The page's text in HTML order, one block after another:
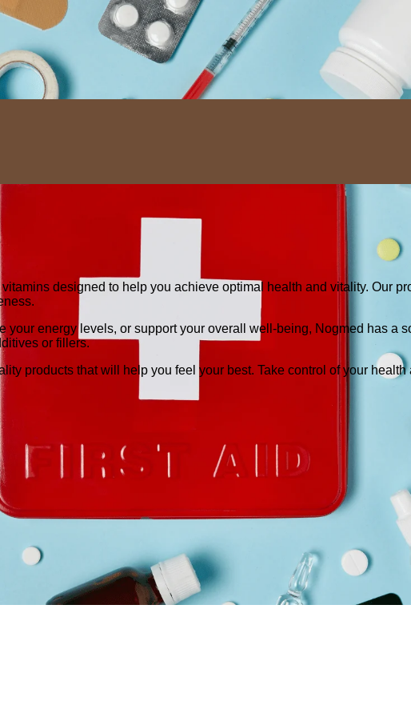
Menu
designed to help you achieve optimal health and vitality. Our
energy levels, or support your overall well-being, Nogmed has a
or fillers.
products that will help you feel your best. Take control of your